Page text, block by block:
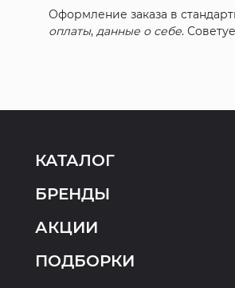
Оформление заказа в
оплаты,данные о себе.
КАТАЛОГ
БРЕНДЫ
АКЦИИ
ПОДБОРКИ